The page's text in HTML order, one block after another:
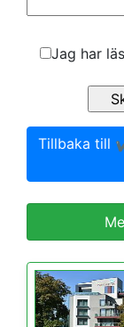
Jag har
Tillbaka till